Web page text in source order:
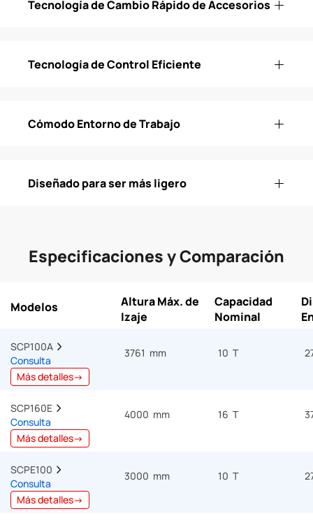
Tecnología de Cambio Rápido de Accesorios
Tecnología de Control Eficiente
Cómodo Entorno de Trabajo
Diseñado para ser más ligero
Especificaciones y Comparación
Modelos
Altura Máx. de
Izaje
Capacidad
Nominal
SCP100A
Consulta
Más detalles→
3761 mm 10 T
SCP160E
Consulta
Más detalles→
4000 mm 16 T
SCPE100
Consulta
Más detalles→
3000 mm 10 T